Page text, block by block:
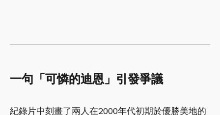
一句「可憐的迪恩」引發爭議
紀錄片中刻畫了兩人在2000年代初期於優勝美地的